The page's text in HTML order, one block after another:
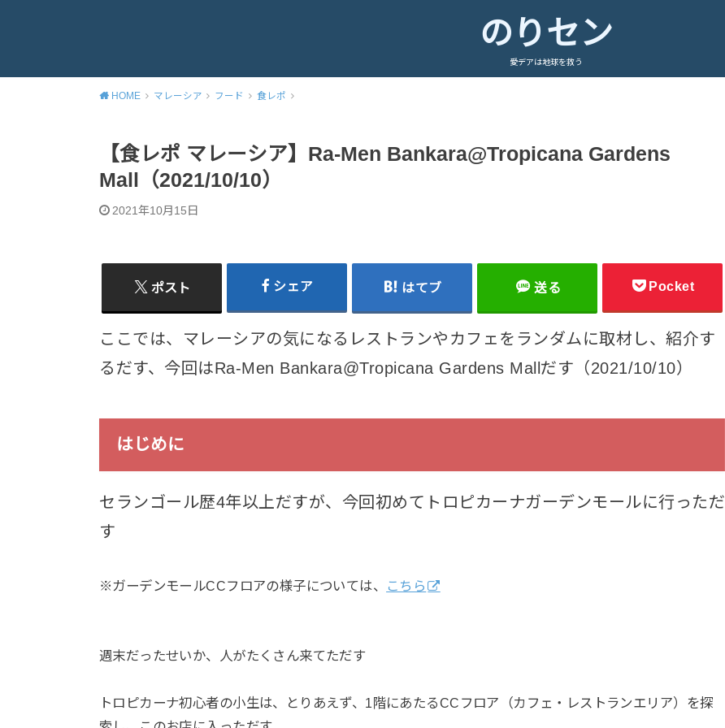
のりセン
愛デアは地球を救う
HOME マレーシア フード 食レポ
【食レポ マレーシア】Ra-Men Bankara@Tropicana Gardens
Mall（2021/10/10）
2021年10月15日
ポスト シェア はてブ 送る Pocket
ここでは、マレーシアの気になるレストランやカフェをランダムに取材し、紹介す
るだす、今回はRa-Men Bankara@Tropicana Gardens Mallだす（2021/10/10）
はじめに
セランゴール歴4年以上だすが、今回初めてトロピカーナガーデンモールに行っただ
す
※ガーデンモールCCフロアの様子については、 こちら
週末だったせいか、人がたくさん来てただす
トロピカーナ初心者の小生は、とりあえず、1階にあたるCCフロア（カフェ・レストランエリア）を探